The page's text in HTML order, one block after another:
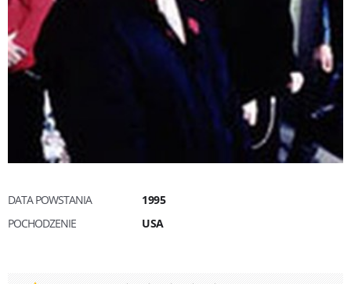
DATA POWSTANIA
1995
POCHODZENIE
USA